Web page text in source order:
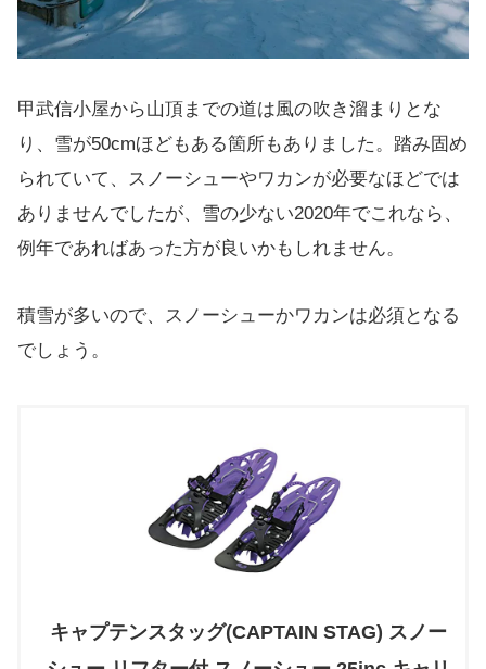
甲武信小屋から山頂までの道は風の吹き溜まりとな
り、雪が50cmほどもある箇所もありました。踏み固め
られていて、スノーシューやワカンが必要なほどでは
ありませんでしたが、雪の少ない2020年でこれなら、
例年であればあった方が良いかもしれません。
積雪が多いので、スノーシューかワカンは必須となる
でしょう。
キャプテンスタッグ(CAPTAIN STAG) スノー